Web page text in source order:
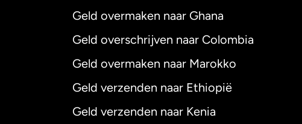
Geld overmaken naar Ghana
Geld overschrijven naar Colombia
Geld overmaken naar Marokko
Geld verzenden naar Ethiopië
Geld verzenden naar Kenia